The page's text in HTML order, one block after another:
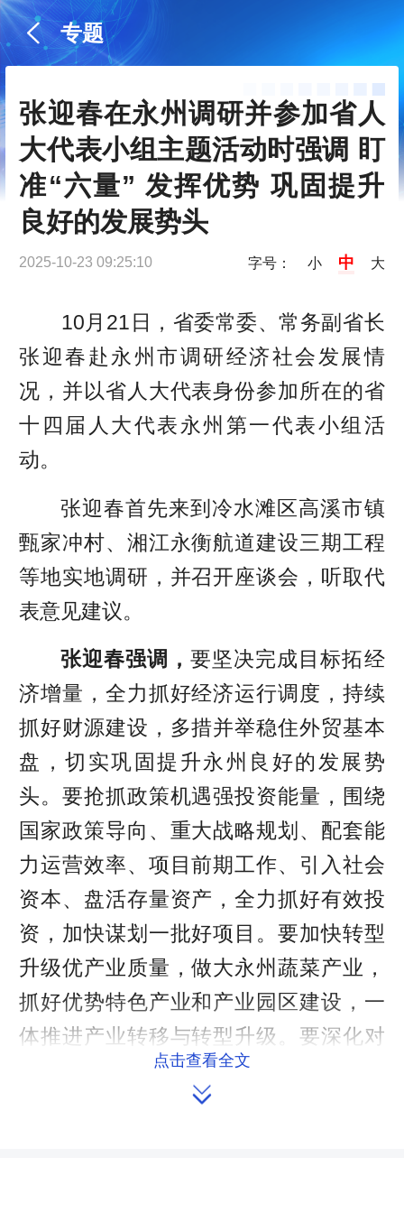
专题
张迎春在永州调研并参加省人
大代表小组主题活动时强调 盯
准“六量” 发挥优势 巩固提升
良好的发展势头
2025-10-23 09:25:10 字号： 小 中 大
10月21日，省委常委、常务副省长
张迎春赴永州市调研经济社会发展情
况，并以省人大代表身份参加所在的省
十四届人大代表永州第一代表小组活
动。
张迎春首先来到冷水滩区高溪市镇
甄家冲村、湘江永衡航道建设三期工程
等地实地调研，并召开座谈会，听取代
表意见建议。
张迎春强调，要坚决完成目标拓经
济增量，全力抓好经济运行调度，持续
抓好财源建设，多措并举稳住外贸基本
盘，切实巩固提升永州良好的发展势
头。要抢抓政策机遇强投资能量，围绕
国家政策导向、重大战略规划、配套能
力运营效率、项目前期工作、引入社会
资本、盘活存量资产，全力抓好有效投
资，加快谋划一批好项目。要加快转型
升级优产业质量，做大永州蔬菜产业，
抓好优势特色产业和产业园区建设，一
体推进产业转移与转型升级。要深化对
外开放扩市场容量，精准开展招商，发
挥永州陆港等高能级平台优势，不断拓
点击查看全文
